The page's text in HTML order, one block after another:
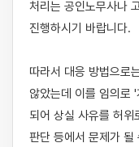
처리는 공인노무사나
진행하시기 바랍니다.
따라서 대응 방법으로
않았는데 이를 임의로
되어 상실 사유를 허위
판단 등에서 문제가